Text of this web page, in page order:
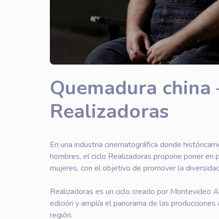
Quemadura china
Realizadoras
En una industria cinematográfica donde
hombres, el ciclo Realizadoras propone poner
mujeres, con el objetivo de promover la
Realizadoras es un ciclo creado por Montevideo
edición y amplía el panorama de las
región.